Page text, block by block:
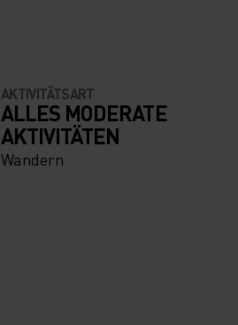
AKTIVITÄTSART
ALLES MODERATE
AKTIVITÄTEN
Wandern